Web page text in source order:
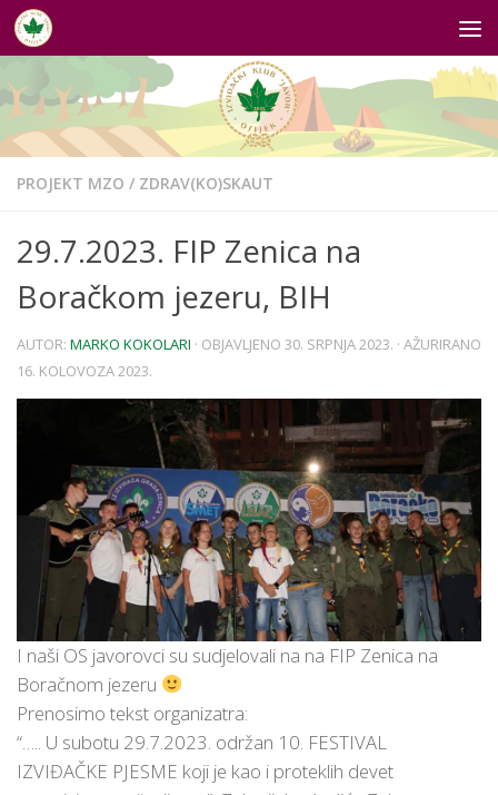
Skip to content
PROJEKT MZO / ZDRAV(KO)SKAUT
29.7.2023. FIP Zenica na
Boračkom jezeru, BIH
AUTOR: MARKO KOKOLARI · OBJAVLJENO 30. SRPNJA 2023. · AŽURIRANO
16. KOLOVOZA 2023.
I naši OS javorovci su sudjelovali na na FIP Zenica na
Boračnom jezeru
Prenosimo tekst organizatra:
“….. U subotu 29.7.2023. održan 10. FESTIVAL
IZVIĐAČKE PJESME koji je kao i proteklih devet